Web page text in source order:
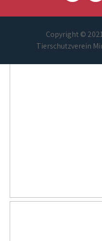
Copyright ©
Tierschutzverein